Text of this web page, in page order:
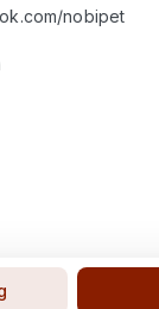
nobipet